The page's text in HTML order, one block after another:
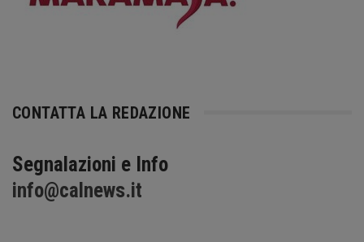
CONTATTA LA REDAZIONE
Segnalazioni e Info
info@calnews.it